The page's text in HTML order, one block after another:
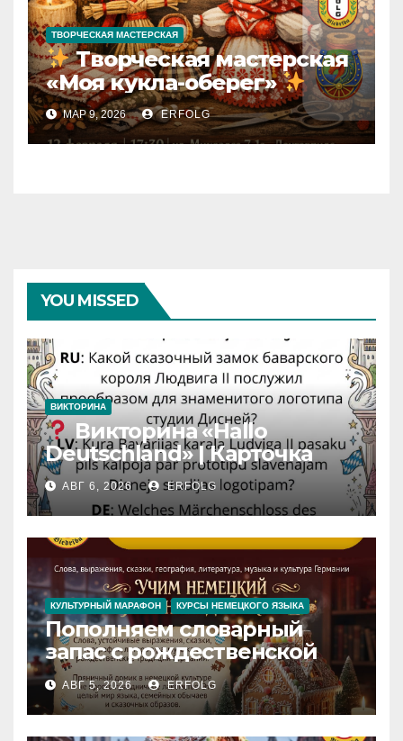
ТВОРЧЕСКАЯ МАСТЕРСКАЯ
Творческая мастерская
«Моя кукла-оберег»
МАР 9, 2026 ERFOLG
YOU MISSED
ВИКТОРИНА
Викторина «Hallo
Deutschland» | Карточка
№46
Замок вдохновения
Iedvesmas pils / Schloss der
Inspiration
АВГ 6, 2026 ERFOLG
КУЛЬТУРНЫЙ МАРАФОН КУРСЫ НЕМЕЦКОГО ЯЗЫКА
Пополняем словарный
запас с рождественской
сказкой! Учим немецкий
вместе с Lebkuchenhaus
АВГ 5, 2026 ERFOLG